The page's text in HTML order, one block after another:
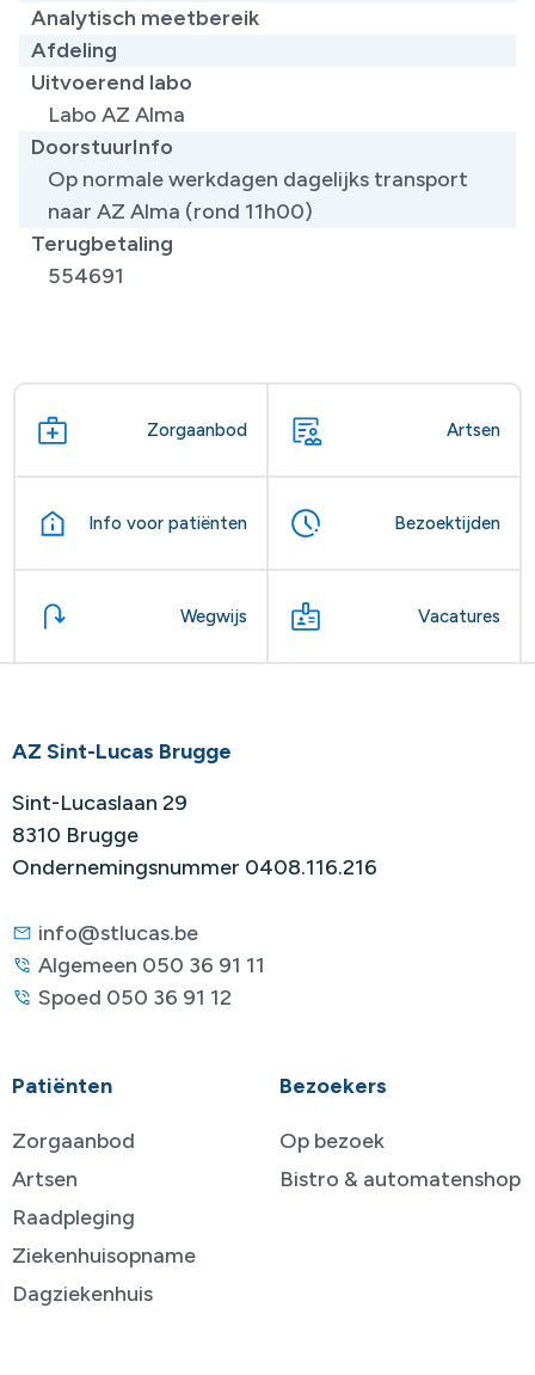
Analytisch meetbereik
Afdeling
Uitvoerend labo
Labo AZ Alma
DoorstuurInfo
Op normale werkdagen dagelijks transport
naar AZ Alma (rond 11h00)
Terugbetaling
554691
Zorgaanbod Artsen
Info voor patiënten Bezoektijden
Wegwijs Vacatures
AZ Sint-Lucas Brugge
Sint-Lucaslaan 29
8310 Brugge
Ondernemingsnummer 0408.116.216
info@stlucas.be
Algemeen 050 36 91 11
Spoed 050 36 91 12
Patiënten
Zorgaanbod
Artsen
Raadpleging
Ziekenhuisopname
Dagziekenhuis
Bezoekers
Op bezoek
Bistro & automatenshop